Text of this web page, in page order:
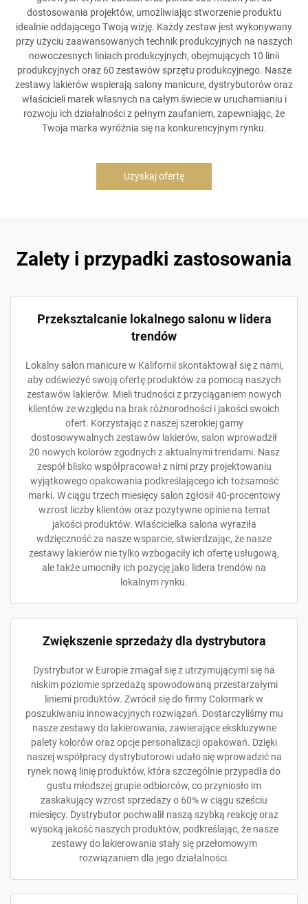
dostosowania projektów, umożliwiając stworzenie produktu
idealnie oddającego Twoją wizję. Każdy zestaw jest wykonywany
przy użyciu zaawansowanych technik produkcyjnych na naszych
nowoczesnych liniach produkcyjnych, obejmujących 10 linii
produkcyjnych oraz 60 zestawów sprzętu produkcyjnego. Nasze
zestawy lakierów wspierają salony manicure, dystrybutorów oraz
właścicieli marek własnych na całym świecie w uruchamianiu i
rozwoju ich działalności z pełnym zaufaniem, zapewniając, że
Twoja marka wyróżnia się na konkurencyjnym rynku.
Uzyskaj ofertę
Zalety i przypadki zastosowania
Przeksztalcanie lokalnego salonu w lidera
trendów
Lokalny salon manicure w Kalifornii skontaktował się z nami,
aby odświeżyć swoją ofertę produktów za pomocą naszych
zestawów lakierów. Mieli trudności z przyciąganiem nowych
klientów ze względu na brak różnorodności i jakości swoich
ofert. Korzystając z naszej szerokiej gamy
dostosowywalnych zestawów lakierów, salon wprowadził
20 nowych kolorów zgodnych z aktualnymi trendami. Nasz
zespół blisko współpracował z nimi przy projektowaniu
wyjątkowego opakowania podkreślającego ich tożsamość
marki. W ciągu trzech miesięcy salon zgłosił 40-procentowy
wzrost liczby klientów oraz pozytywne opinie na temat
jakości produktów. Właścicielka salona wyraziła
wdzięczność za nasze wsparcie, stwierdzając, że nasze
zestawy lakierów nie tylko wzbogaciły ich ofertę usługową,
ale także umocniły ich pozycję jako lidera trendów na
lokalnym rynku.
Zwiększenie sprzedaży dla dystrybutora
Dystrybutor w Europie zmagał się z utrzymującymi się na
niskim poziomie sprzedażą spowodowaną przestarzałymi
liniemi produktów. Zwrócił się do firmy Colormark w
poszukiwaniu innowacyjnych rozwiązań. Dostarczyliśmy mu
nasze zestawy do lakierowania, zawierające ekskluzywne
palety kolorów oraz opcje personalizacji opakowań. Dzięki
naszej współpracy dystrybutorowi udało się wprowadzić na
rynek nową linię produktów, która szczególnie przypadła do
gustu młodszej grupie odbiorców, co przyniosło im
zaskakujący wzrost sprzedaży o 60% w ciągu sześciu
miesięcy. Dystrybutor pochwalił naszą szybką reakcję oraz
wysoką jakość naszych produktów, podkreślając, że nasze
zestawy do lakierowania stały się przełomowym
rozwiązaniem dla jego działalności.